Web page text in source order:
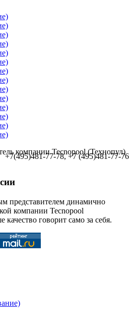
компании Tecnopool (Технопул)
+7(495)481-77-78, +7 (495)481-77-76
представителем динамично
компании Tecnopool
говорит само за себя.